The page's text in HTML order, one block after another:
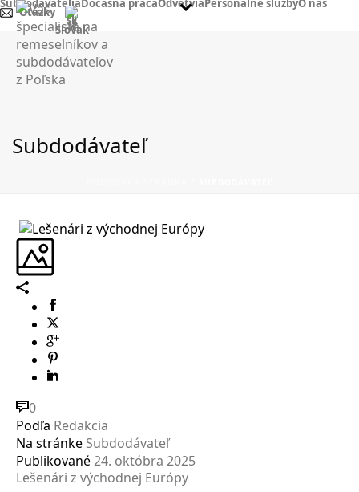
Subdodávatelia Dočasná prácaOdvetvia Personálne službyO nás
Otázky
Slovak
Subdodávateľ
0
Podľa Redakcia
Na stránke Subdodávateľ
Publikované24. októbra 2025
Lešenári z východnej Európy